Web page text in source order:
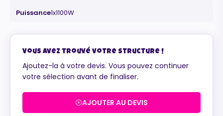
Puissance1x1100W
Vous avez trouvé votre structure !
Ajoutez-la à votre devis. Vous pouvez continuer
votre sélection avant de finaliser.
AJOUTER AU DEVIS
Configurateur IA · En ligne